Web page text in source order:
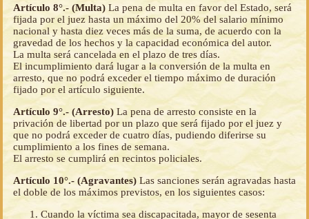
Artículo 8°.- (Multa) La pena de multa en favor del Estado, será
fijada por el juez hasta un máximo del 20% del salario mínimo
nacional y hasta diez veces más de la suma, de acuerdo con la
gravedad de los hechos y la capacidad económica del autor.
La multa será cancelada en el plazo de tres días.
El incumplimiento dará lugar a la conversión de la multa en
arresto, que no podrá exceder el tiempo máximo de duración
fijado por el artículo siguiente.
Artículo 9°.- (Arresto) La pena de arresto consiste en la
privación de libertad por un plazo que será fijado por el juez y
que no podrá exceder de cuatro días, pudiendo diferirse su
cumplimiento a los fines de semana.
El arresto se cumplirá en recintos policiales.
Artículo 10°.- (Agravantes) Las sanciones serán agravadas hasta
el doble de los máximos previstos, en los siguientes casos:
Cuando la víctima sea discapacitada, mayor de sesenta